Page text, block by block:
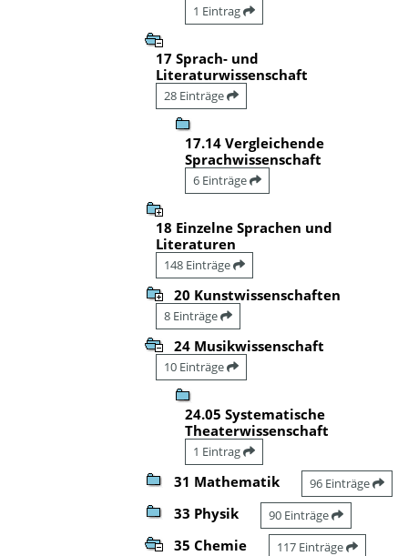
1 Eintrag
17 Sprach- und
Literaturwissenschaft
28 Einträge
17.14 Vergleichende
Sprachwissenschaft
6 Einträge
18 Einzelne Sprachen und
Literaturen
148 Einträge
20 Kunstwissenschaften
8 Einträge
24 Musikwissenschaft
10 Einträge
24.05 Systematische
Theaterwissenschaft
1 Eintrag
31 Mathematik 96 Einträge
33 Physik 90 Einträge
35 Chemie 117 Einträge